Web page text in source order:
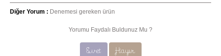
Diğer Yorum : Denemesi gereken ürün
Yorumu Faydalı Buldunuz Mu ?
Evet Hayır